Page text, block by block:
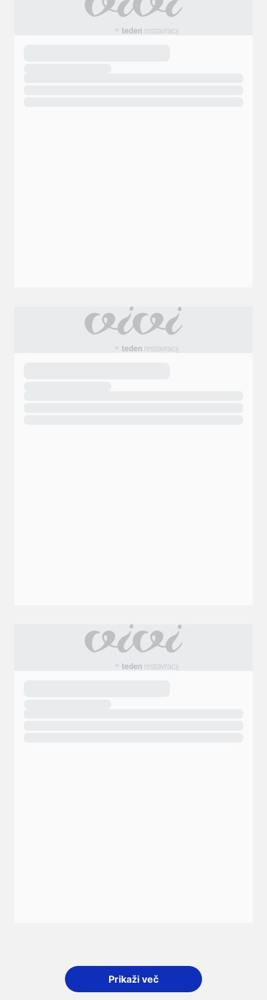
Prikaži več